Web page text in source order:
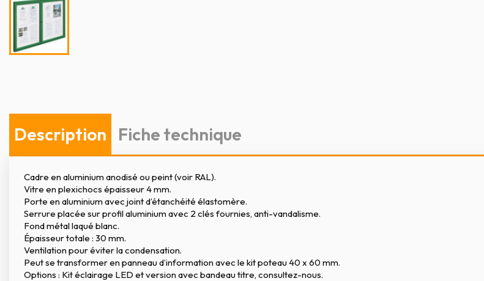
Description Fiche technique
Cadre en aluminium anodisé ou peint (voir RAL).
Vitre en plexichocs épaisseur 4 mm.
Porte en aluminium avec joint d’étanchéité élastomère.
Serrure placée sur profil aluminium avec 2 clés fournies, anti-vandalisme.
Fond métal laqué blanc.
Épaisseur totale : 30 mm.
Ventilation pour éviter la condensation.
Peut se transformer en panneau d’information avec le kit poteau 40 x 60 mm.
Options : Kit éclairage LED et version avec bandeau titre, consultez-nous.